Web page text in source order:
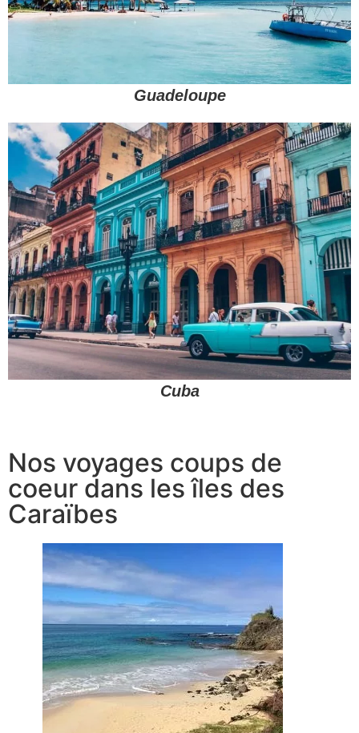
Guadeloupe
Cuba
Nos voyages coups de
coeur dans les îles des
Caraïbes